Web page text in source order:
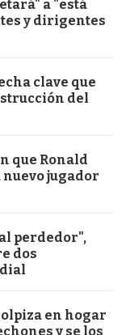
a "está
y dirigentes
clave que
del
que Ronald
jugador
perdedor",
dos
en hogar
y se los